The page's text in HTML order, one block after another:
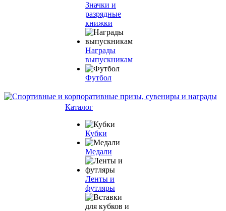
Значки и
разрядные
книжки
Награды
выпускникам
Футбол
Каталог
Кубки
Медали
Ленты и
футляры